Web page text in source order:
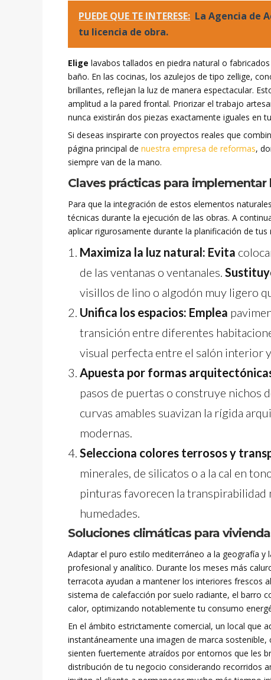
PUEDE QUE TE INTERESE: La Agencia de
tu licencia de obra.
Elige lavabos tallados en piedra natural o
baño. En las cocinas, los azulejos de tipo zellige,
brillantes, reflejan la luz de manera espectacular.
amplitud a la pared frontal. Priorizar el trabajo
nunca existirán dos piezas exactamente iguales en
Si deseas inspirarte con proyectos reales que
página principal denuestra empresa de reformas,
siempre van de la mano.
Claves prácticas para
Para que la integración de estos elementos
técnicas durante la ejecución de las obras. A
aplicar rigurosamente durante la planificación de tus
Maximiza la luz natural: Evita
de las ventanas o ventanales.
visillos de lino o algodón muy ligero
Unifica los espacios: Emplea
transición entre diferentes
visual perfecta entre el salón interior
Apuesta por formas
pasos de puertas o construye nichos
curvas amables suavizan la rígida
modernas.
Selecciona colores terrosos y
minerales, de silicatos o a la cal en
pinturas favorecen la transpirabilidad
humedades.
Soluciones climáticas para
Adaptar el puro estilo mediterráneo a la geografía y
profesional y analítico. Durante los meses más
terracota ayudan a mantener los interiores frescos
sistema de calefacción por suelo radiante, el barro
calor, optimizando notablemente tu consumo
En el ámbito estrictamente comercial, un local que
instantáneamente una imagen de marca
sienten fuertemente atraídos por entornos que les
distribución de tu negocio considerando recorridos